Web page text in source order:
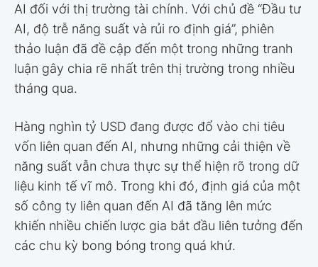
AI đối với thị trường tài chính. Với chủ đề “Đầu tư
AI, độ trễ năng suất và rủi ro định giá”, phiên
thảo luận đã đề cập đến một trong những tranh
luận gây chia rẽ nhất trên thị trường trong nhiều
tháng qua.
Hàng nghìn tỷ USD đang được đổ vào chi tiêu
vốn liên quan đến AI, nhưng những cải thiện về
năng suất vẫn chưa thực sự thể hiện rõ trong dữ
liệu kinh tế vĩ mô. Trong khi đó, định giá của một
số công ty liên quan đến AI đã tăng lên mức
khiến nhiều chiến lược gia bắt đầu liên tưởng đến
các chu kỳ bong bóng trong quá khứ.